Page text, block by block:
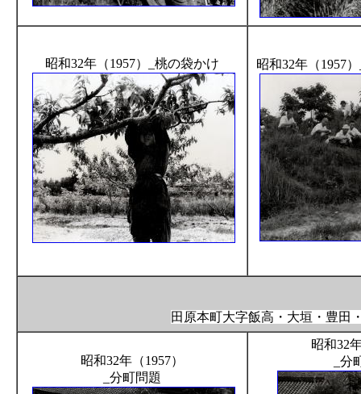
昭和32年（1957）_桃の袋かけ 昭和32年（1957
田原本町大字飯高・大垣・豊田
昭和32年（1957）
_分町問題
昭和32
_分